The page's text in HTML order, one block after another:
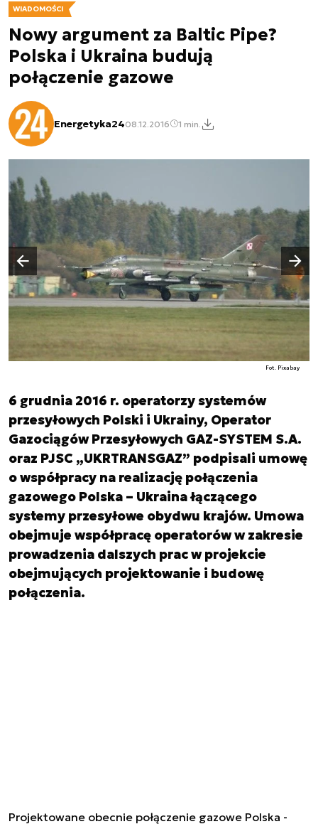
WIADOMOŚCI
Nowy argument za Baltic Pipe?
Polska i Ukraina budują
połączenie gazowe
Energetyka2408.12.2016 1 min.
Fot. Pixabay
Poprzedni slajd
Następny slajd
6 grudnia 2016 r. operatorzy systemów
przesyłowych Polski i Ukrainy, Operator
Gazociągów Przesyłowych GAZ-SYSTEM S.A.
oraz PJSC „UKRTRANSGAZ” podpisali umowę
o współpracy na realizację połączenia
gazowego Polska – Ukraina łączącego
systemy przesyłowe obydwu krajów. Umowa
obejmuje współpracę operatorów w zakresie
prowadzenia dalszych prac w projekcie
obejmujących projektowanie i budowę
połączenia.
Projektowane obecnie połączenie gazowe Polska -